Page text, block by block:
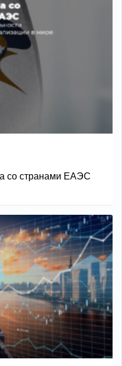
со странами ЕАЭС